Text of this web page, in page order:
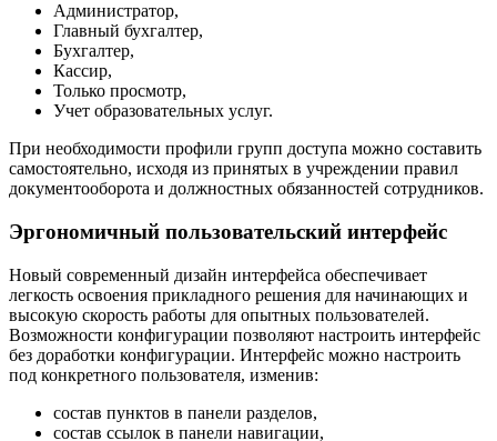
Администратор,
Главный бухгалтер,
Бухгалтер,
Кассир,
Только просмотр,
Учет образовательных услуг.
При необходимости профили групп доступа можно составить
самостоятельно, исходя из принятых в учреждении правил
документооборота и должностных обязанностей сотрудников.
Эргономичный пользовательский интерфейс
Новый современный дизайн интерфейса обеспечивает
легкость освоения прикладного решения для начинающих и
высокую скорость работы для опытных пользователей.
Возможности конфигурации позволяют настроить интерфейс
без доработки конфигурации. Интерфейс можно настроить
под конкретного пользователя, изменив:
состав пунктов в панели разделов,
состав ссылок в панели навигации,